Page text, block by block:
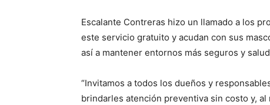
Escalante Contreras hizo un llamado a los
este servicio gratuito y acudan con sus
así a mantener entornos más seguros y
“Invitamos a todos los dueños y
brindarles atención preventiva sin costo y,